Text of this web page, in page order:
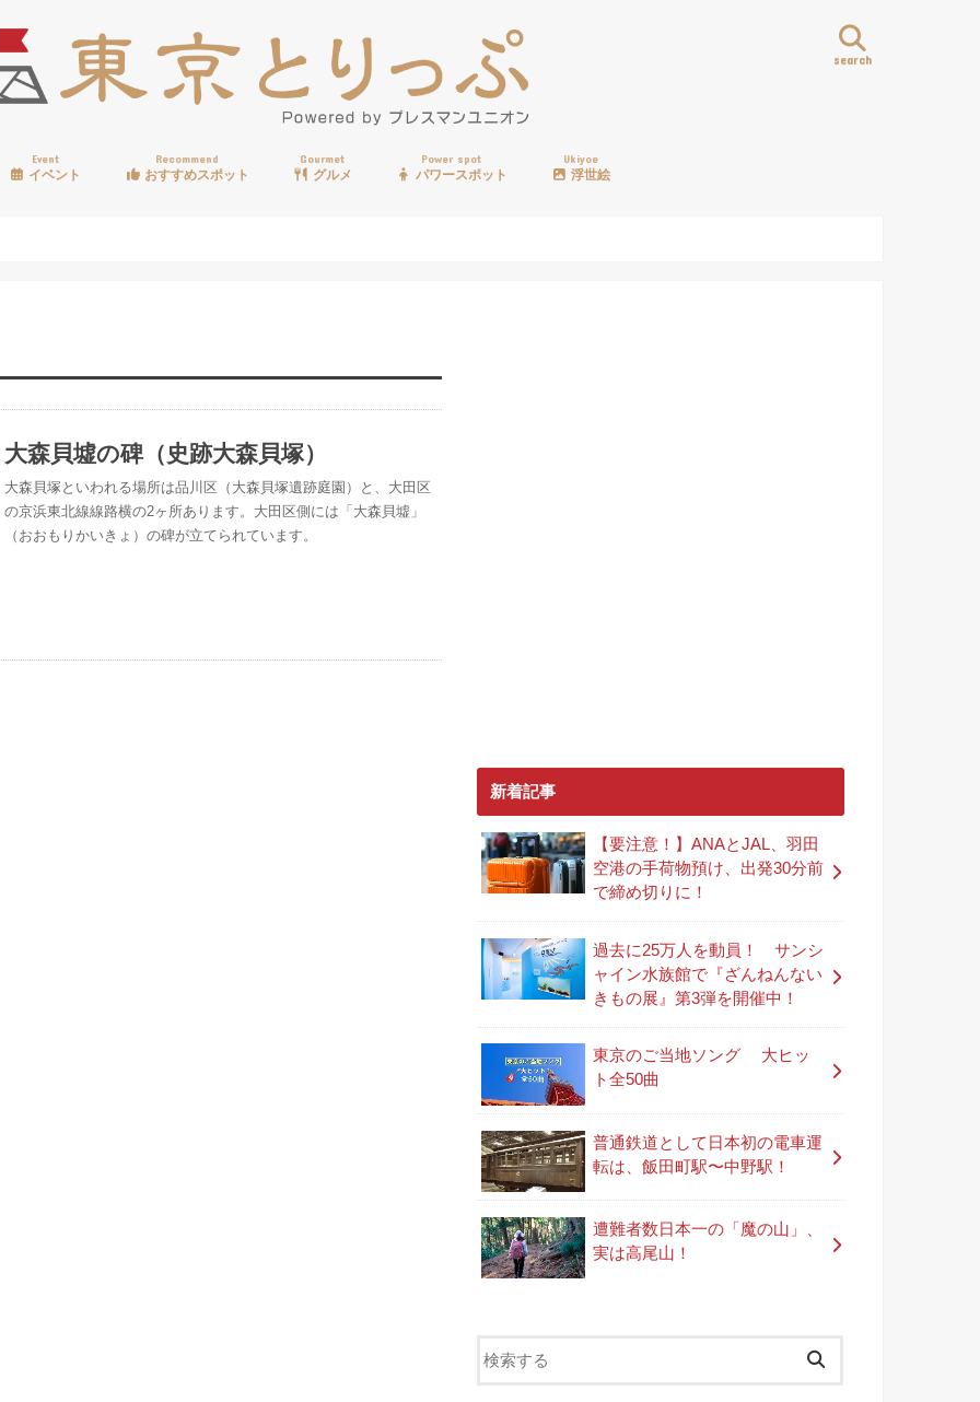
search
Event
イベント
Recommend
おすすめスポット
Gourmet
グルメ
Power spot
パワースポット
Ukiyoe
浮世絵
大森貝墟の碑（史跡大森貝塚）
大森貝塚といわれる場所は品川区（大森貝塚遺跡庭園）と、大田区
の京浜東北線線路横の2ヶ所あります。大田区側には「大森貝墟」
（おおもりかいきょ）の碑が立てられています。
新着記事
【要注意！】ANAとJAL、羽田
空港の手荷物預け、出発30分前
で締め切りに！
過去に25万人を動員！ サンシ
ャイン水族館で『ざんねんない
きもの展』第3弾を開催中！
東京のご当地ソング 大ヒッ
ト全50曲
普通鉄道として日本初の電車運
転は、飯田町駅〜中野駅！
遭難者数日本一の「魔の山」、
実は高尾山！